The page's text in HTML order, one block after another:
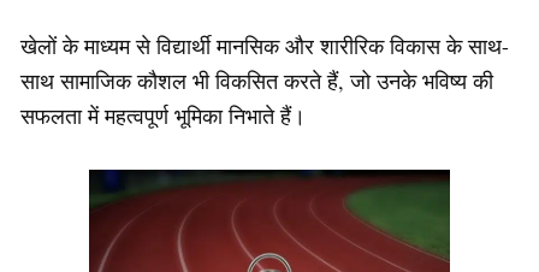
खेलों के माध्यम से विद्यार्थी मानसिक और शारीरिक विकास के साथ-
साथ सामाजिक कौशल भी विकसित करते हैं, जो उनके भविष्य की
सफलता में महत्वपूर्ण भूमिका निभाते हैं।